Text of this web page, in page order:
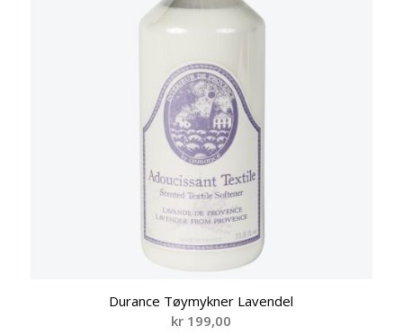
Durance Tøymykner Lavendel
kr 199,00